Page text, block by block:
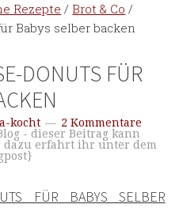
Rezepte / Brot & Co /
Babys selber backen
DONUTS FÜR
kocht
2 Kommentare
- dieser Beitrag kann
erfahrt ihr unter dem
FÜR BABYS SELBER